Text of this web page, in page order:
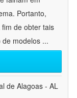
Portanto,
de obter tais
de modelos ...
de Alagoas - AL